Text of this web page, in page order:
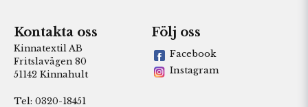
Kontakta oss
Kinnatextil AB
Fritslavägen 80
51142 Kinnahult
Tel: 0320-18451
Följ oss
Facebook
Instagram